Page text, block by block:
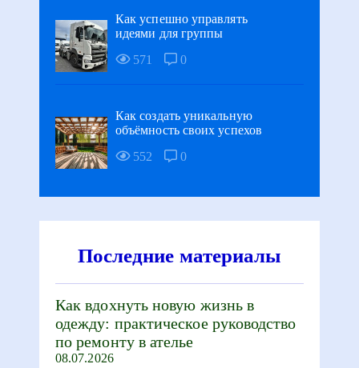
Как успешно управлять
идеями для группы
571
0
Как создать уникальную
объёмность своих успехов
552
0
Последние материалы
Как вдохнуть новую жизнь в
одежду: практическое руководство
по ремонту в ателье
08.07.2026